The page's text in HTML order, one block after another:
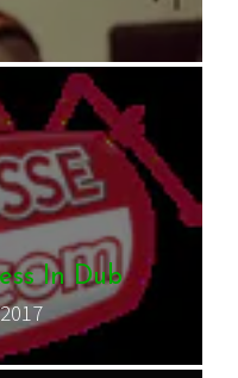
In Dub